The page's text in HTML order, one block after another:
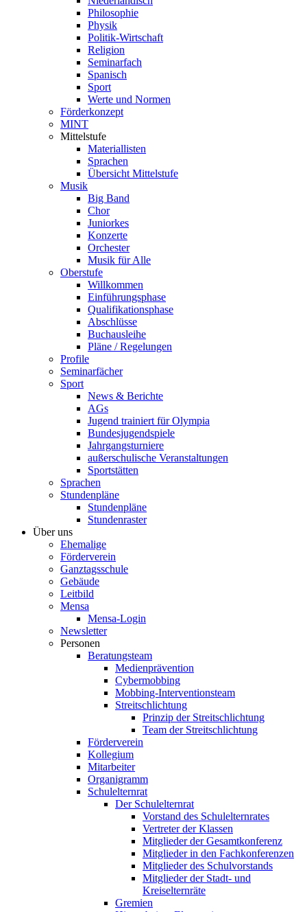
Philosophie
Physik
Politik-Wirtschaft
Religion
Seminarfach
Spanisch
Sport
Werte und Normen
Förderkonzept
MINT
Mittelstufe
Materiallisten
Sprachen
Übersicht Mittelstufe
Musik
Big Band
Chor
Juniorkes
Konzerte
Orchester
Musik für Alle
Oberstufe
Willkommen
Einführungsphase
Qualifikationsphase
Abschlüsse
Buchausleihe
Pläne / Regelungen
Profile
Seminarfächer
Sport
News & Berichte
AGs
Jugend trainiert für Olympia
Bundesjugendspiele
Jahrgangsturniere
außerschulische Veranstaltungen
Sportstätten
Sprachen
Stundenpläne
Stundenpläne
Stundenraster
Über uns
Ehemalige
Förderverein
Ganztagsschule
Gebäude
Leitbild
Mensa
Mensa-Login
Newsletter
Personen
Beratungsteam
Medienprävention
Cybermobbing
Mobbing-Interventionsteam
Streitschlichtung
Prinzip der Streitschlichtung
Team der Streitschlichtung
Förderverein
Kollegium
Mitarbeiter
Organigramm
Schulelternrat
Der Schulelternrat
Vorstand des Schulelternrates
Vertreter der Klassen
Mitglieder der Gesamtkonferenz
Mitglieder in den Fachkonferenzen
Mitglieder des Schulvorstands
Mitglieder der Stadt- und
Kreiselternräte
Gremien